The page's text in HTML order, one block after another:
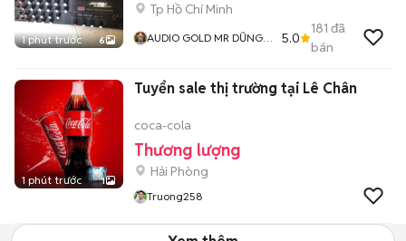
1 phút trước 6
Tp Hồ Chí Minh
AUDIO GOLD MR DŨNG
5.0
181 đã
bán
1 phút trước 1
Tuyển sale thị trường tại Lê Chân
coca-cola
Thương lượng
Hải Phòng
Truong258